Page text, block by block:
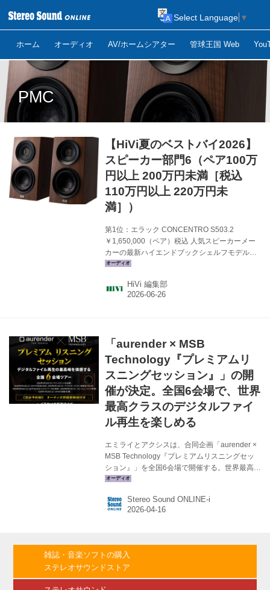
ホーム オーディオ AV/ホームシアター 管球王国 Web
Select Language ▼
PMC
【HiVi夏のベストバイ2026】
スピーカー部門6（ペア100万
円以上 200万円未満［税込
110万円以上 220万円未
満］）
第1位：エラック CONCENTRO S503.2
￥1,650,000（ペア）税込 人気スピーカーメー
カーの最新ハイエンドブックシェルフモデル。
音質が高く評価されるJET6トゥイーターと指向
制御と空間再現能力に注力。トランジェントに
優れた音で、高精細なステージ表現も大きな魅
ボン型同軸ユニットと16cmウーファーを組み合
わせたコンパクトな３ウェイモデル。アルミ押
し出し材の美しいキャビネットに組み込み、開
発...
HiVi 編集部
「aurender × MSB
Technology『プレミアムリ
スニングセッション』」の開
催が決定。全国6会場で、世界
最高クラスのデジタルファイ
ル再生を楽しめる
エミライとアクシスは、合同企画「aurender ×
MSB Technology『プレミアムリスニングセッ
ション』」を全国6会場で開催する。世界最高ク
ラスのデジタルファイル再生装置を擁する
組み合わせ、オーディオ評論家の解説とともに
その魅力を体感できる完全予約制の特別イベン
ション」 ●4月25日（土） サウンドピット（名
古屋） 講演：山之内 正氏 ●5月16日（土） のだ
Stereo Sound ONLINE-i
雑誌・音楽ソフトの購入
ステレオサウンドストア